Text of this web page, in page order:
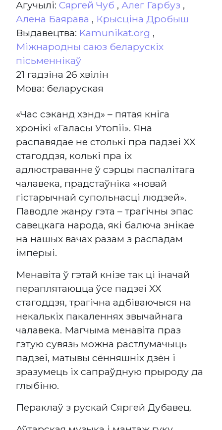
Агучылі: Сяргей Чуб , Алег Гарбуз ,
Алена Баярава , Крысціна Дробыш
Выдавецтва: Kamunikat.org ,
Міжнародны саюз беларускіх
пісьменнікаў
21 гадзіна 26 хвілін
Мова: беларуская
«Час сэканд хэнд» – пятая кніга
хронікі «Галасы Утопіі». Яна
распавядае не столькі пра падзеі ХХ
стагоддзя, колькі пра іх
адлюстраванне ў сэрцы паспалітага
чалавека, прадстаўніка «новай
гістарычнай супольнасці людзей».
Паводле жанру гэта – трагічны эпас
савецкага народа, які балюча знікае
на нашых вачах разам з распадам
імперыі.
Менавіта ў гэтай кнізе так ці іначай
пераплятаюцца ўсе падзеі ХХ
стагоддзя, трагічна адбіваючыся на
некалькіх пакаленнях звычайнага
чалавека. Магчыма менавіта праз
гэтую сувязь можна растлумачыць
падзеі, матывы сённяшніх дзён і
зразумець іх сапраўдную прыроду да
глыбіню.
Пераклаў з рускай Сяргей Дубавец.